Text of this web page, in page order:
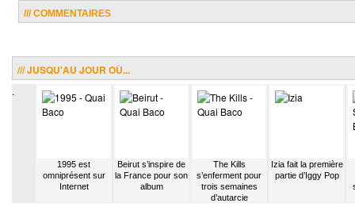
/// COMMENTAIRES
/// JUSQU'AU JOUR OÙ...
.
1995 est
omniprésent sur
Internet
Beirut s’inspire de
la France pour son
album
The Kills
s’enferment pour
trois semaines
d’autarcie
Izia fait la première
partie d’Iggy Pop